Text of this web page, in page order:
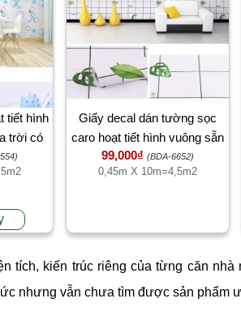
tiết hình
trời có
dán
mầm
Giấy decal dán tường sọc
caro hoạt tiết hình vuông sẵn
keo
99,000₫ (BDA-6652)
0,45m X 10m=4,5m2
tích, kiến trúc riêng của từng căn
nhưng vẫn chưa tìm được sản phẩm